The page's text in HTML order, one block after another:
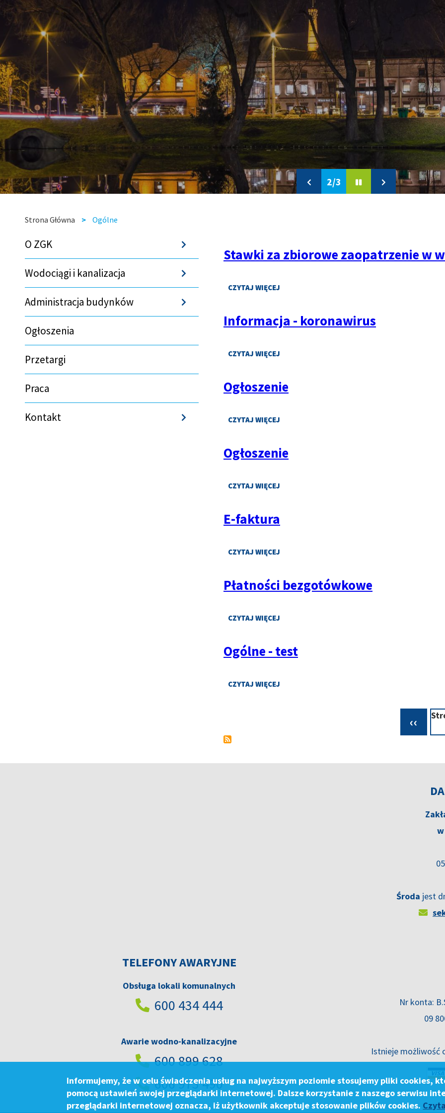
Informujemy, że w celu świadczenia usług na najwyższym poziomie stosujemy pliki cookies,
pomocą ustawień swojej przeglądarki internetowej. Dalsze korzystanie z naszego serwisu
przeglądarki internetowej oznacza, iż użytkownik akceptuje stosowanie plików cookies.
Pause
Previous
slide
Next
slide
2/3
nawigacyjna
Strona Główna Ogólne
O ZGK
Wodociągi i kanalizacja
Administracja budynków
Ogłoszenia
Przetargi
Praca
Kontakt
Stawki za zbiorowe zaopatrzenie w
CZYTAJ WIĘCEJ
O
ZBIOROWE
ZAOPATRZENIE
Informacja - koronawirus
CZYTAJ WIĘCEJ
O
KORONAWIRUS
Ogłoszenie
CZYTAJ WIĘCEJ
O
Ogłoszenie
CZYTAJ WIĘCEJ
O
E-faktura
CZYTAJ WIĘCEJ
O
Płatności bezgotówkowe
CZYTAJ WIĘCEJ
O
Ogólne - test
CZYTAJ WIĘCEJ
O
‹‹
Środa jest
TELEFONY AWARYJNE
Obsługa lokali komunalnych
600 434 444
Awarie wodno-kanalizacyjne
600 899 628
606 973 490
Nr konta:
09
Istnieje możliwość